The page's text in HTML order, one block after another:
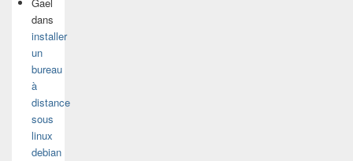
dans
installer
un
bureau
à
distance
sous
linux
debian